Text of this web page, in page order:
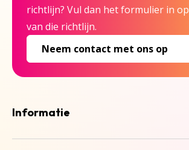
richtlijn? Vul dan het formulier in
van die richtlijn.
Neem contact met ons op
Informatie